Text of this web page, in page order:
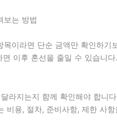
보는 방법
목이라면 단순 금액만 확인하
이후 혼선을 줄일 수 있습니
라지는지 함께 확인해야 합
용, 절차, 준비사항, 제한 사